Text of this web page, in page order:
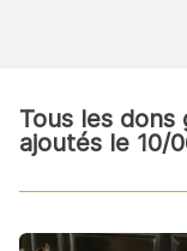
Tous les
ajoutés le 10/